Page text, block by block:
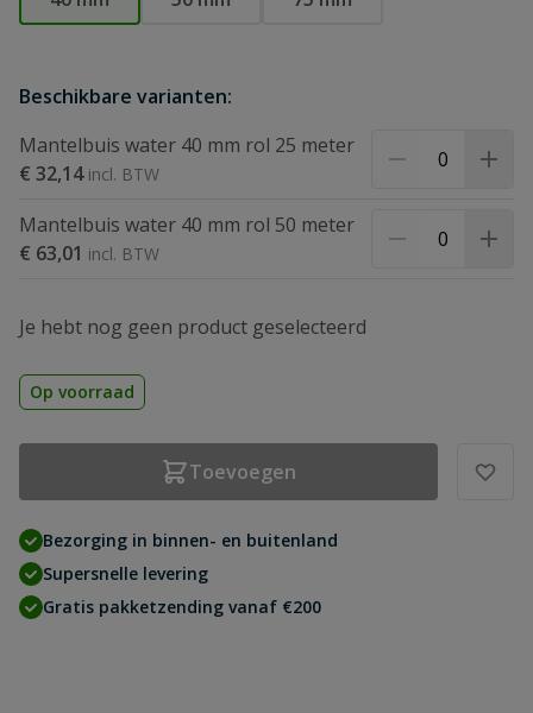
Beschikbare varianten:
Mantelbuis water 40 mm rol 25 meter
€ 32,14
Mantelbuis water 40 mm rol 50 meter
€ 63,01
Je hebt nog geen product geselecteerd
Op voorraad
Toevoegen
Bezorging in binnen- en buitenland
Supersnelle levering
Gratis pakketzending vanaf €200